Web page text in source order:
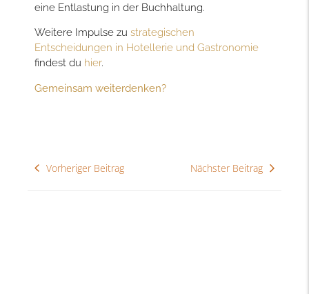
eine Entlastung in der Buchhaltung.
Weitere Impulse zu strategischen
Entscheidungen in Hotellerie und Gastronomie
findest du hier.
Gemeinsam weiterdenken?
Vorheriger Beitrag Nächster Beitrag